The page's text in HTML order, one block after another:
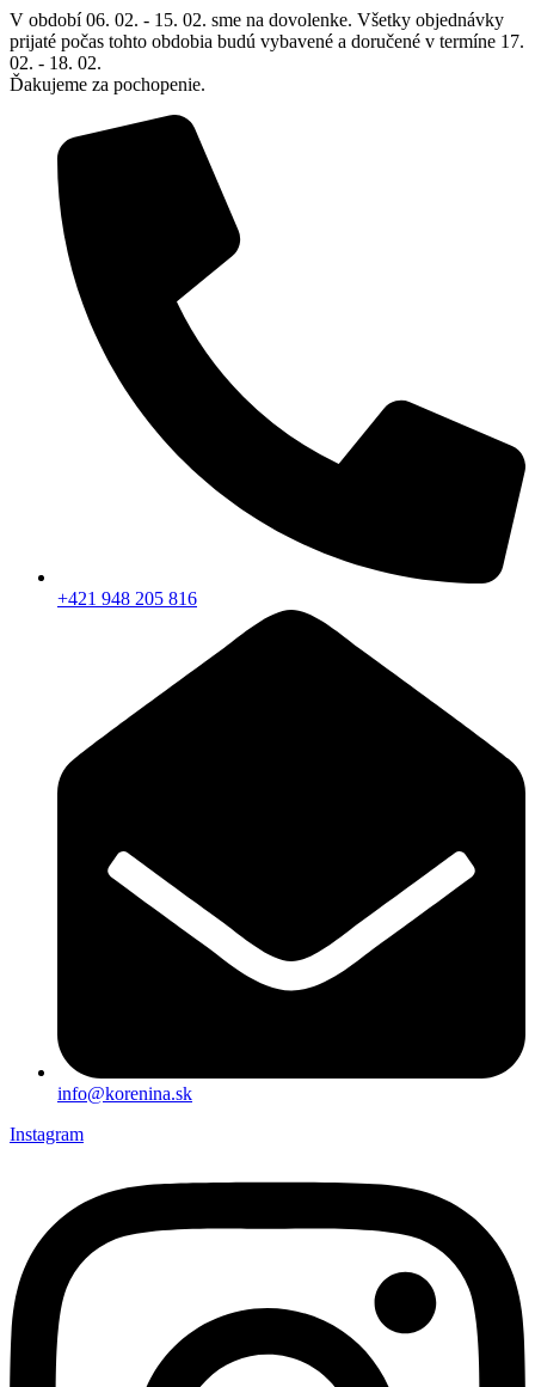
Preskočiť
na
obsah
V období 06. 02. - 15. 02. sme na dovolenke. Všetky objednávky
prijaté počas tohto obdobia budú vybavené a doručené v termíne 17.
02. - 18. 02.
Ďakujeme za pochopenie.
+421 948 205 816
info@korenina.sk
Instagram